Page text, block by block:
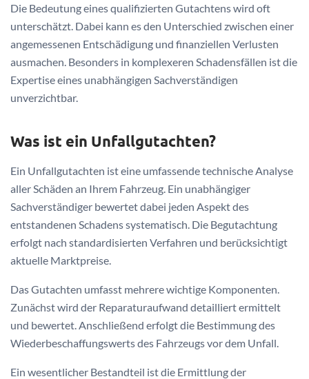
Die Bedeutung eines qualifizierten Gutachtens wird oft
unterschätzt. Dabei kann es den Unterschied zwischen einer
angemessenen Entschädigung und finanziellen Verlusten
ausmachen. Besonders in komplexeren Schadensfällen ist die
Expertise eines unabhängigen Sachverständigen
unverzichtbar.
Was ist ein Unfallgutachten?
Ein Unfallgutachten ist eine umfassende technische Analyse
aller Schäden an Ihrem Fahrzeug. Ein unabhängiger
Sachverständiger bewertet dabei jeden Aspekt des
entstandenen Schadens systematisch. Die Begutachtung
erfolgt nach standardisierten Verfahren und berücksichtigt
aktuelle Marktpreise.
Das Gutachten umfasst mehrere wichtige Komponenten.
Zunächst wird der Reparaturaufwand detailliert ermittelt
und bewertet. Anschließend erfolgt die Bestimmung des
Wiederbeschaffungswerts des Fahrzeugs vor dem Unfall.
Ein wesentlicher Bestandteil ist die Ermittlung der